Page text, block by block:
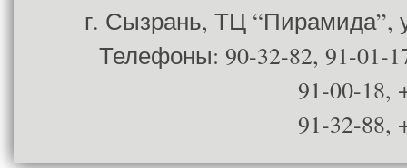
г. Сызрань, ТЦ “Пирамида”,
Телефоны: 90-32-82, 91-01-
91-00-18,
91-32-88,